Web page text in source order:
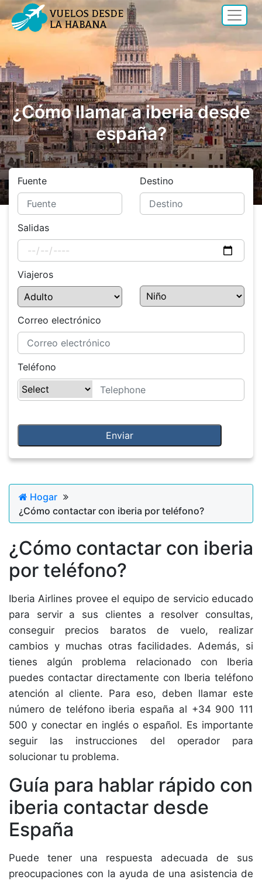
¿Cómo llamar a iberia desde
españa?
Fuente Destino
Salidas
Viajeros
Correo electrónico
Teléfono
Hogar
¿Cómo contactar con iberia por teléfono?
¿Cómo contactar con iberia
por teléfono?
Iberia Airlines provee el equipo de servicio educado
para servir a sus clientes a resolver consultas,
conseguir precios baratos de vuelo, realizar
cambios y muchas otras facilidades. Además, si
tienes algún problema relacionado con Iberia
puedes contactar directamente con Iberia teléfono
atención al cliente. Para eso, deben llamar este
número de teléfono iberia españa al +34 900 111
500 y conectar en inglés o español. Es importante
seguir las instrucciones del operador para
solucionar tu problema.
Guía para hablar rápido con
iberia contactar desde
España
Puede tener una respuesta adecuada de sus
preocupaciones con la ayuda de una asistencia de